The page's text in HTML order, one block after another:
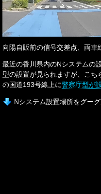
向陽自販前の信号交差点、両車
最近の香川県内のNシステムの
型の設置が見られますが、こ
の国道193号線上に警察庁型が
Nシステム設置場所をグー